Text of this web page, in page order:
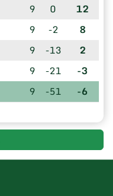
9 0 12
9 -2 8
9 -13 2
9 -21 -3
9 -51 -6